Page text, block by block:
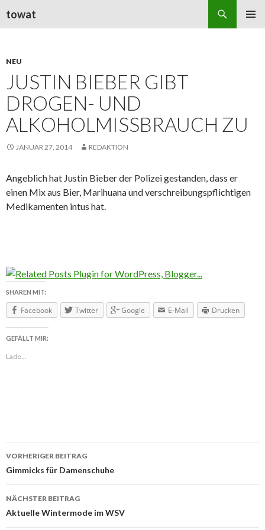
towat
NEU
JUSTIN BIEBER GIBT
DROGEN- UND
ALKOHOLMISSBRAUCH ZU
JANUAR 27, 2014 REDAKTION
Angeblich hat Justin Bieber der Polizei gestanden, dass er
einen Mix aus Bier, Marihuana und verschreibungspflichtigen
Medikamenten intus hat.
SHAREN MIT:
Facebook Twitter Google E-Mail Drucken
GEFÄLLT MIR:
Lade...
Beitragsnavigation
VORHERIGER BEITRAG
Gimmicks für Damenschuhe
NÄCHSTER BEITRAG
Aktuelle Wintermode im WSV